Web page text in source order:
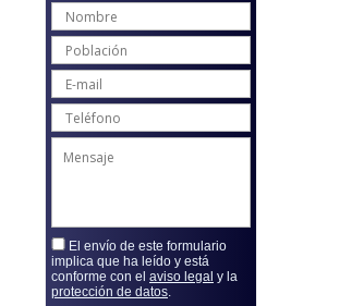
El envío de este formulario
implica que ha leído y está
conforme con el aviso legal y la
protección de datos.